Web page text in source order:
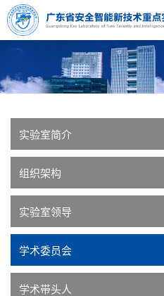
实验室简介
组织架构
实验室领导
学术委员会
学术带头人